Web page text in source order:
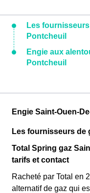
Les
Pontcheuil
Engie aux
Pontcheuil
Engie Saint-Ouen-
Les fournisseurs de
Total Spring gaz
tarifs et contact
Racheté par Total en
alternatif de gaz qui